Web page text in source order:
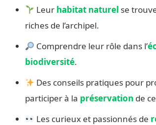
Leur habitat naturel se
riches de l’archipel.
Comprendre leur rôle dans l’
biodiversité.
Des conseils pratiques pour
participer à la préservation de
Les curieux et passionnés de